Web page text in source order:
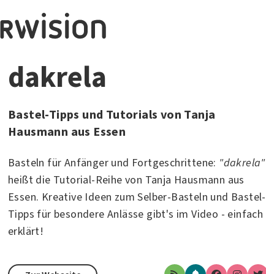
dakrela
Bastel-Tipps und Tutorials von Tanja
Hausmann aus Essen
Basteln für Anfänger und Fortgeschrittene: "dakrela"
heißt die Tutorial-Reihe von Tanja Hausmann aus
Essen. Kreative Ideen zum Selber-Basteln und Bastel-
Tipps für besondere Anlässe gibt's im Video - einfach
erklärt!